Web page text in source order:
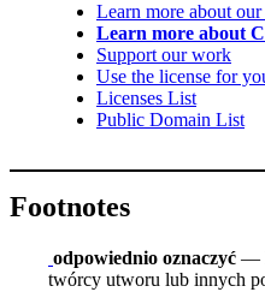
Learn more about
Learn more about
Support our work
Use the license for
Licenses List
Public Domain List
Footnotes
odpowiednio oznaczyć —
twórcy utworu lub innych